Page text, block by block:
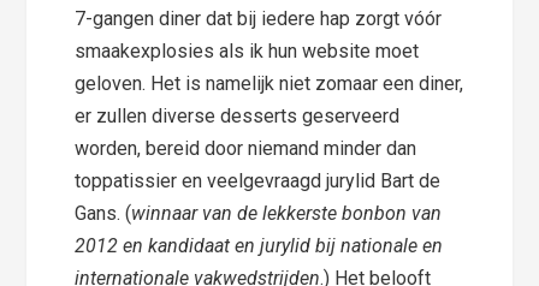
7-gangen diner dat bij iedere hap zorgt vóór
smaakexplosies als ik hun website moet
geloven. Het is namelijk niet zomaar een diner,
er zullen diverse desserts geserveerd
worden, bereid door niemand minder dan
toppatissier en veelgevraagd jurylid Bart de
Gans. (winnaar van de lekkerste bonbon van
2012 en kandidaat en jurylid bij nationale en
internationale vakwedstrijden.) Het belooft